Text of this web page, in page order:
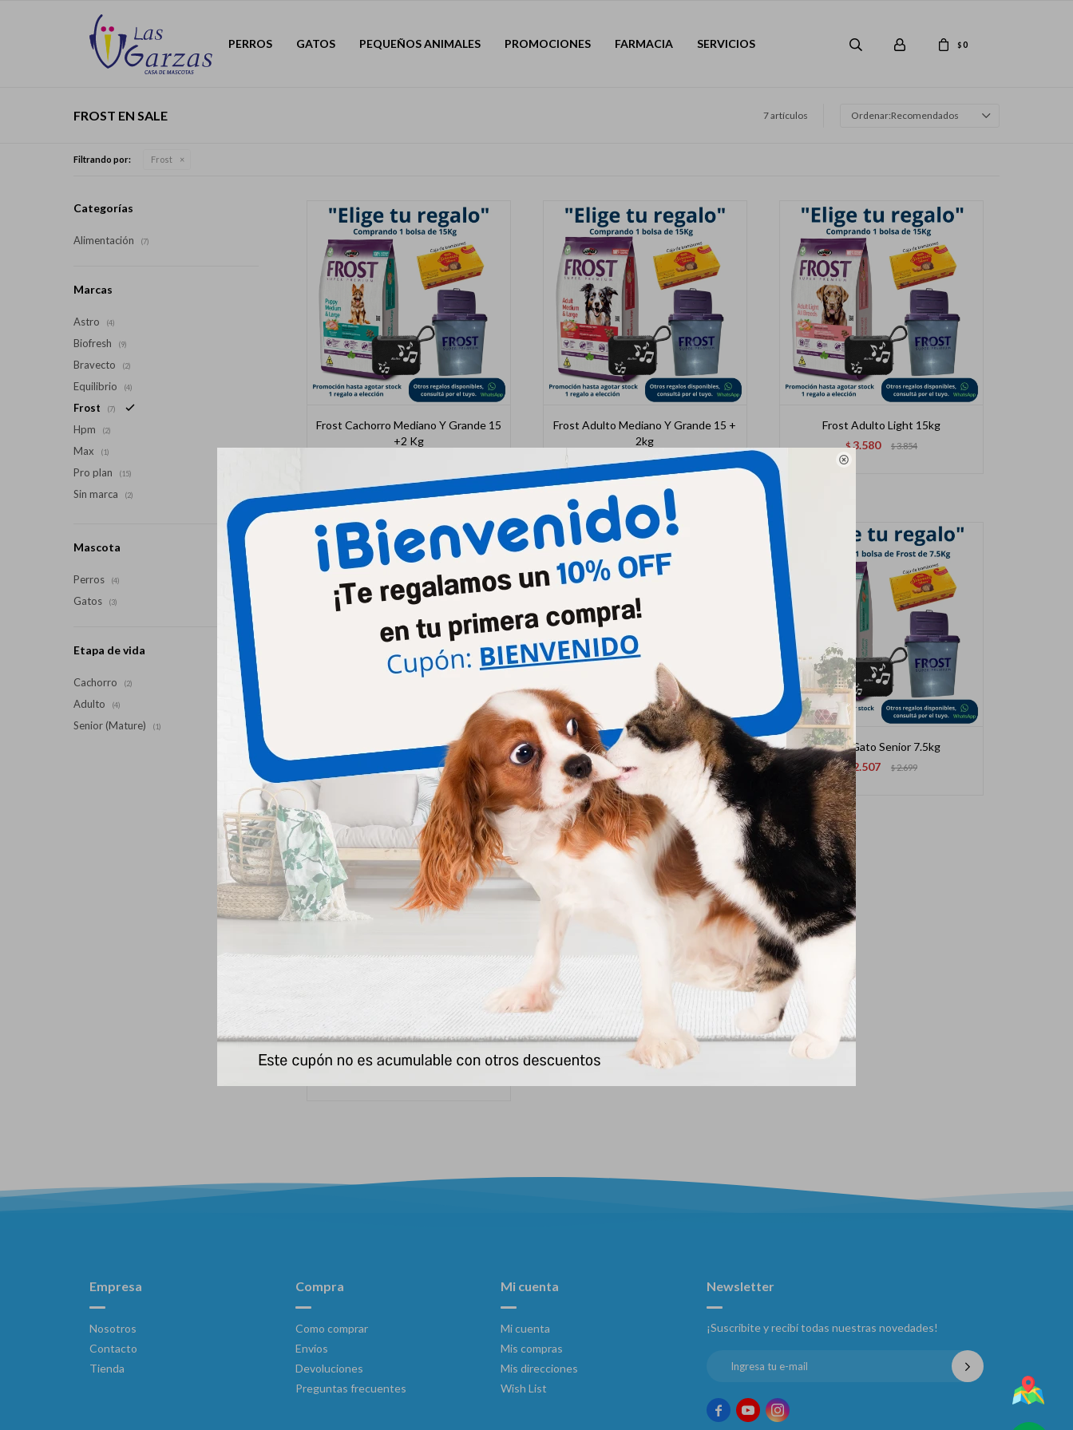

PERROS GATOS PEQUEÑOS ANIMALES PROMOCIONES FARMACIA SERVICIOS $0
FROST EN SALE 7 artículos Recomendados
Filtrando por: Frost
Frost Cachorro Mediano Y Grande 15
+2 Kg
Frost Adulto Mediano Y Grande 15 +
2kg
$3.689 $3.971
Frost Adulto Light 15kg
$3.580 $3.854
Frost Cat Indoor 7.5 +1kg
2.301 $2.477
Frost Perro Senior 15 Kg
$3.907 4.206
Frost Gato Senior 7.5kg
$2.507 $2.699
Frost Gatito 7.5 Kg
Categorías
Alimentación (7)
Marcas
Astro (4)
Biofresh (9)
Bravecto (2)
Equilibrio (4)
Frost (7)
Hpm (2)
Max (1)
Pro plan (15)
Sin marca (2)
Mascota
Perros (4)
Gatos (3)
Etapa de vida
Cachorro (2)
Adulto (4)
Senior (Mature) (1)
Empresa
Nosotros
Contacto
Tienda
Compra
Como comprar
Envíos
Devoluciones
Preguntas frecuentes
Mi cuenta
Mi cuenta
Mis compras
Mis direcciones
Wish List
Newsletter
¡Suscribite y recibí todas nuestras novedades!
  